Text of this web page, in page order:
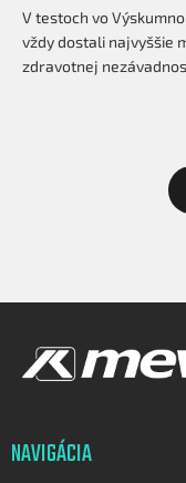
V testoch vo
vždy dostali najvyššie
zdravotnej
Z
NAVIGÁCIA